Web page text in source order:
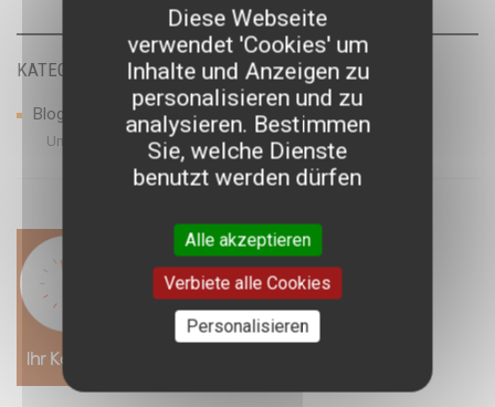
KATEGORIEN
Blog
Untertitel
Diese Webseite
verwendet 'Cookies' um
Inhalte und Anzeigen zu
personalisieren und zu
analysieren. Bestimmen
Sie, welche Dienste
benutzt werden dürfen
Alle akzeptieren
Verbiete alle Cookies
Personalisieren